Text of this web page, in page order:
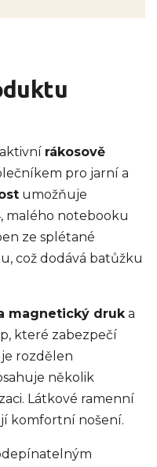
rákosově
pro jarní a
umožňuje
malého notebooku
ze splétané
což dodává batůžku
magnetický druka
které zabezpečí
rozdělen
několik
Látkové ramenní
komfortní nošení.